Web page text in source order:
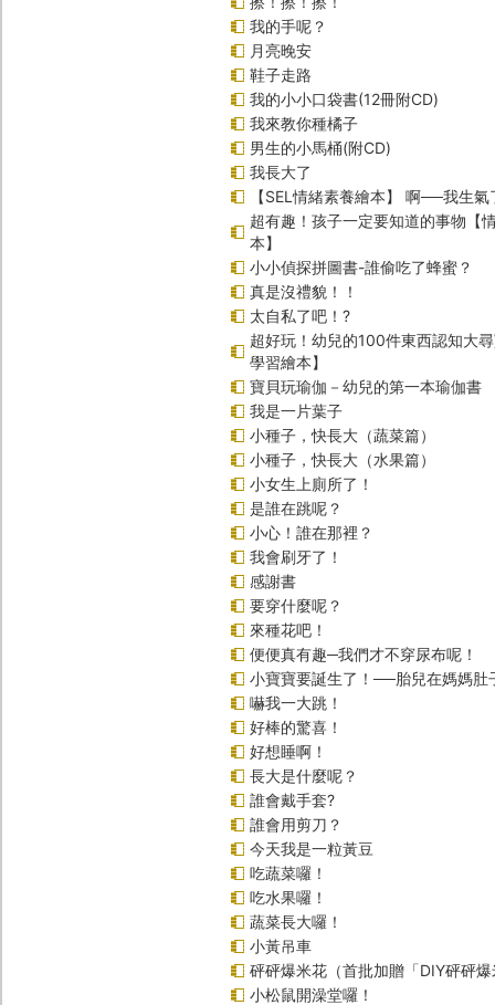
我的手呢？
月亮晚安
鞋子走路
我的小小口袋書(12冊附CD)
我來教你種橘子
男生的小馬桶(附CD)
我長大了
【SEL情緒素養繪本】 啊──我生
超有趣！孩子一定要知道的事物【
本】
小小偵探拼圖書-誰偷吃了蜂蜜？
真是沒禮貌！！
太自私了吧！?
超好玩！幼兒的100件東西認知大
學習繪本】
寶貝玩瑜伽－幼兒的第一本瑜伽書
我是一片葉子
小種子，快長大（蔬菜篇）
小種子，快長大（水果篇）
小女生上廁所了！
是誰在跳呢？
小心！誰在那裡？
我會刷牙了！
感謝書
要穿什麼呢？
來種花吧！
便便真有趣─我們才不穿尿布呢！
小寶寶要誕生了！──胎兒在媽媽肚
嚇我一大跳！
好棒的驚喜！
好想睡啊！
長大是什麼呢？
誰會戴手套?
誰會用剪刀？
今天我是一粒黃豆
吃蔬菜囉！
吃水果囉！
蔬菜長大囉！
小黃吊車
砰砰爆米花（首批加贈「DIY砰砰
小松鼠開澡堂囉！